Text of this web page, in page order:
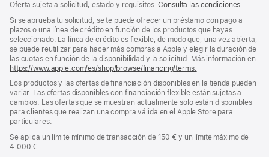
Oferta sujeta a solicitud, estado y requisitos.Consulta las condiciones.
Si se aprueba tu solicitud, se te puede ofrecer un préstamo con pago a
plazos o una línea de crédito en función de los productos que hayas
seleccionado. La línea de crédito es flexible, de modo que, una vez abierta,
se puede reutilizar para hacer más compras a Apple y elegir la duración de
las cuotas en función de la disponibilidad y la solicitud. Más información en
https://www.apple.com/es/shop/browse/financing/terms.
Los productos y las ofertas de financiación disponibles en la tienda pueden
variar. Las ofertas disponibles con financiación flexible están sujetas a
cambios. Las ofertas que se muestran actualmente solo están disponibles
para clientes que realizan una compra válida en el Apple Store para
particulares.
Se aplica un límite mínimo de transacción de 150 € y un límite máximo de
4.000 €.